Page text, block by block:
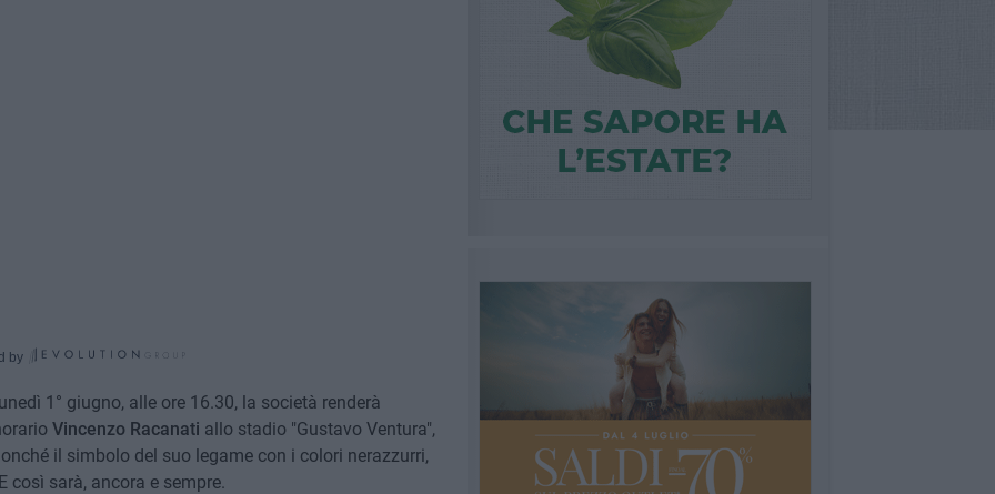
by
1° giugno, alle ore 16.30, la società renderà
Vincenzo Racanati allo stadio "Gustavo Ventura",
il simbolo del suo legame con i colori nerazzurri,
così sarà, ancora e sempre.